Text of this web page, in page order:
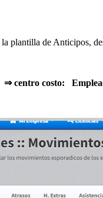
plantilla de Anticipos,
⇒ centro costo: